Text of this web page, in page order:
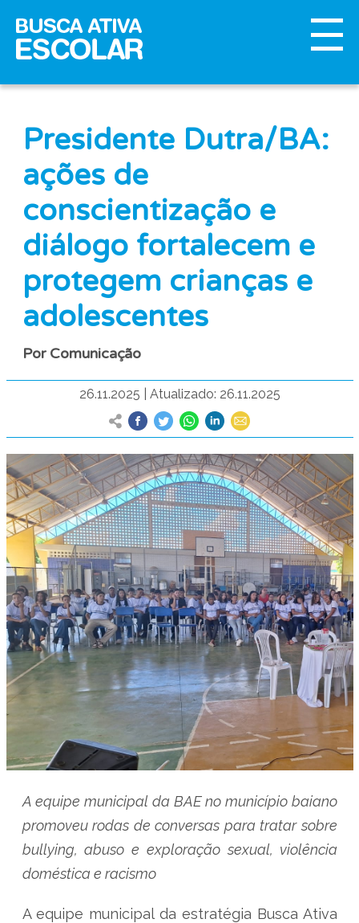
Presidente Dutra/BA:
ações de
conscientização e
diálogo fortalecem e
protegem crianças e
adolescentes
Por Comunicação
26.11.2025 Atualizado: 26.11.2025
A equipe municipal da BAE no município baiano
promoveu rodas de conversas para tratar sobre
bullying, abuso e exploração sexual, violência
doméstica e racismo
A equipe municipal da estratégia Busca Ativa